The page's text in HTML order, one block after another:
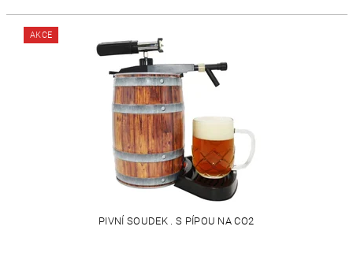
AKCE
PIVNÍ SOUDEK . S PÍPOU NA CO2